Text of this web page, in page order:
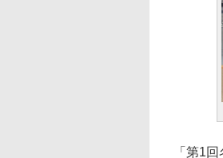
「第1